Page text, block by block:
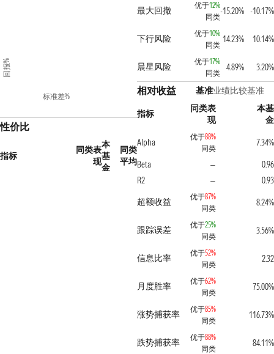
标准差%
回报%
性价比
指标
同类表
现
本
基
金
同类
平均
最大回撤 优于12%
同类
-15.20% -10.17%
下行风险 优于10%
同类
14.23% 10.14%
晨星风险 优于17%
同类
4.89% 3.20%
相对收益 基准业绩比较基准
指标
同类表
现
本基
金
Alpha
优于88%
同类
7.34%
Beta
—
0.96
R2
—
0.93
超额收益
优于87%
同类
8.24%
跟踪误差 优于25%
同类
3.56%
信息比率 优于52%
同类
2.32
月度胜率 优于62%
同类
75.00%
涨势捕获率 优于85%
同类
116.73%
跌势捕获率 优于88%
同类
84.11%